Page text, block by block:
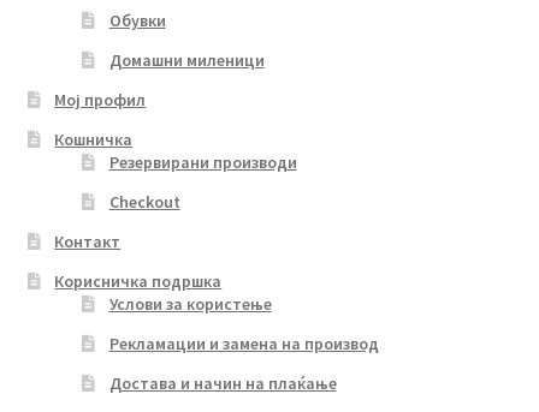
Обувки
Домашни миленици
Мој профил
Кошничка
Резервирани производи
Checkout
Контакт
Корисничка подршка
Услови за користење
Рекламации и замена на производ
Достава и начин на плаќање